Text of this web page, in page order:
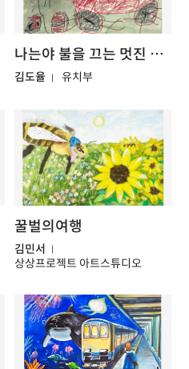
나는야 불을 끄는 멋진 소방관
김도율 유치부
꿀벌의여행
김민서
상상프로젝트 아트스튜디오